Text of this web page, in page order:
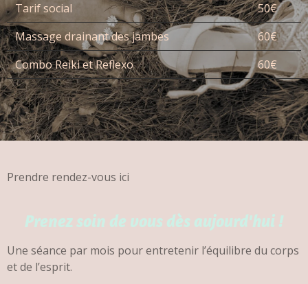
Tarif social
50€
Massage drainant des jambes
60€
Combo Reiki et Reflexo
60€
Prendre rendez-vous ici
Prenez soin de vous dès aujourd'hui !
Une séance par mois pour entretenir l’équilibre du corps
et de l’esprit.